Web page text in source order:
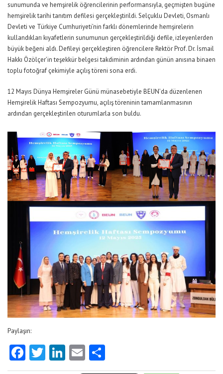
sunumunda ve hemşirelik öğrencilerinin performansıyla, geçmişten bugüne
hemşirelik tarihi tanıtım defilesi gerçekleştirildi. Selçuklu Devleti, Osmanlı
Devleti ve Türkiye Cumhuriyeti’nin farklı dönemlerinde hemşirelerin
kullandıkları kıyafetlerin sunumunun gerçekleştirildiği defile, izleyenlerden
büyük beğeni aldı. Defileyi gerçekleştiren öğrencilere Rektör Prof. Dr. İsmail
Hakkı Özölçer’in teşekkür belgesi takdiminin ardından günün anısına binaen
toplu fotoğraf çekimiyle açılış töreni sona erdi.
12 Mayıs Dünya Hemşireler Günü münasebetiyle BEUN’da düzenlenen
Hemşirelik Haftası Sempozyumu, açılış töreninin tamamlanmasının
ardından gerçekleştirilen oturumlarla son buldu.
Paylaşın:
Facebook
Twitter
LinkedIn
Email